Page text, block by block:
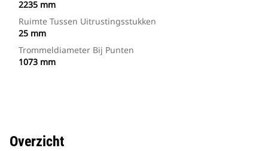
2235 mm
Ruimte Tussen Uitrustingsstukken
25 mm
Trommeldiameter Bij Punten
1073 mm
Overzicht